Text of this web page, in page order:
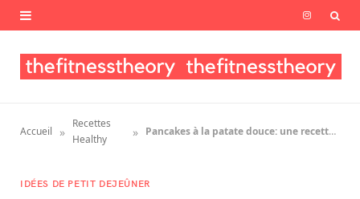
I
s
a
Accueil »
Recettes
Healthy
» Pancakes à la patate douce: une recette de brunch healthy
IDÉES DE PETIT DEJEÛNER